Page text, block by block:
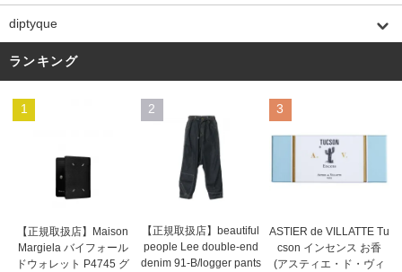
diptyque
ランキング
1
【正規取扱店】Maison
Margiela バイフォール
ドウォレット P4745 グ
2
【正規取扱店】beautiful
people Lee double-end
denim 91-B/logger pants
3
ASTIER de VILLATTE Tu
cson インセンス お香
(アスティエ・ド・ヴィ